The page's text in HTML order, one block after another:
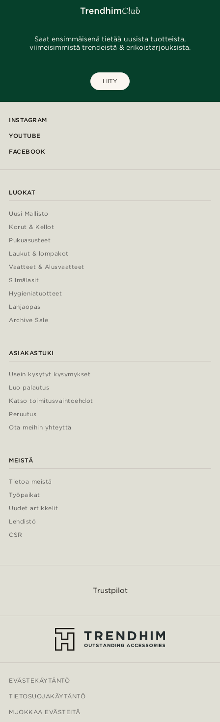
Saat ensimmäisenä tietää uusista tuotteista,
viimeisimmistä trendeistä & erikoistarjouksista.
LIITY
INSTAGRAM
YOUTUBE
FACEBOOK
LUOKAT
Uusi Mallisto
Korut & Kellot
Pukuasusteet
Laukut & lompakot
Vaatteet & Alusvaatteet
Silmälasit
Hygieniatuotteet
Lahjaopas
Archive Sale
ASIAKASTUKI
Usein kysytyt kysymykset
Luo palautus
Katso toimitusvaihtoehdot
Peruutus
Ota meihin yhteyttä
MEISTÄ
Tietoa meistä
Työpaikat
Uudet artikkelit
Lehdistö
CSR
Trustpilot
EVÄSTEKÄYTÄNTÖ
TIETOSUOJAKÄYTÄNTÖ
MUOKKAA EVÄSTEITÄ